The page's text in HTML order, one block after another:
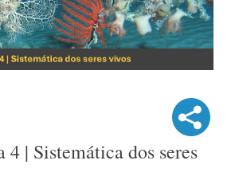
4 | Sistemática dos seres